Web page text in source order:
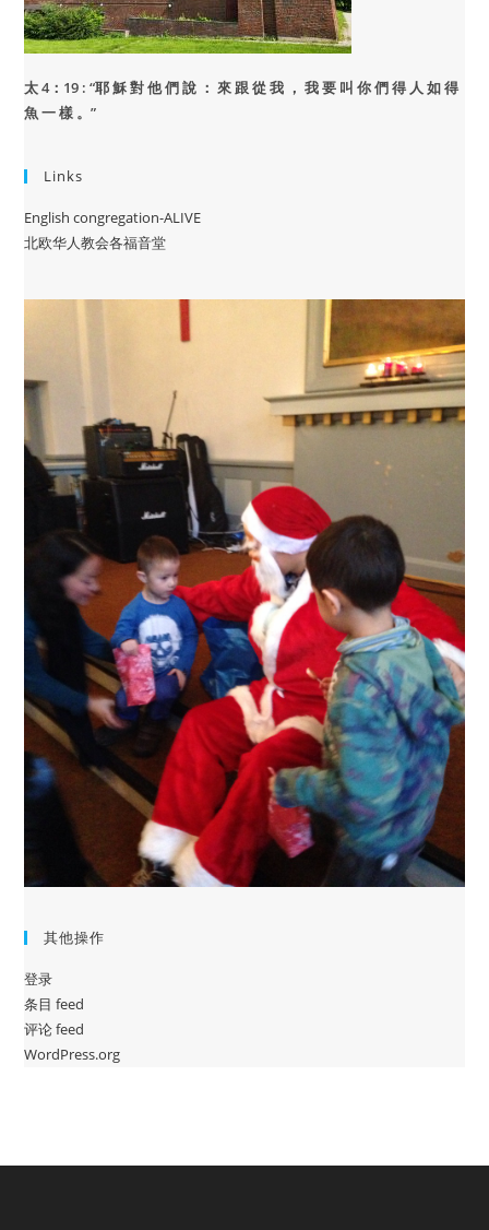
太 4：19 : “耶 穌 對 他 們 說 ： 來 跟 從 我 ， 我 要 叫 你 們 得 人 如 得
魚 一 樣 。”
Links
English congregation-ALIVE
北欧华人教会各福音堂
其他操作
登录
条目 feed
评论 feed
WordPress.org